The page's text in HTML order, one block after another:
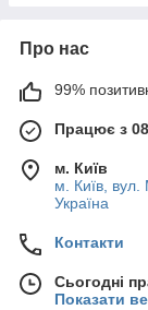
Про нас
99%
Працює з
м. Київ
м. Київ, вул.
Україна
Контакти
Сьогодні
Показати